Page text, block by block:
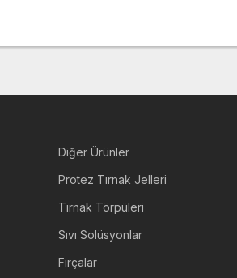
Diğer Ürünler
Protez Tırnak Jelleri
Tırnak Törpüleri
Sıvı Solüsyonlar
Fırçalar